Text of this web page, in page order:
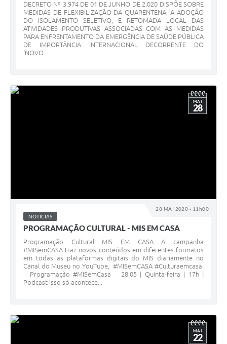
DECRETO Nº 3.974 DE 01 DE JUNHO DE 2.020 DISPÕE SOBRE
MEDIDAS DE FLEXIBILIZAÇÃO DA QUARENTENA, A ADOÇÃO
DO ISOLAMENTO SELETIVO, E RETOMADA LOCAL DAS
ATIVIDADES PRODUTIVAS ASSOCIADAS COM AS MEDIDAS
PARA ENFRENTAMENTO DA EMERGÊNCIA DE SAÚDE PÚBLICA
DE IMPORTÂNCIA INTERNACIONAL DECORRENTE DO
‘NOVO...
28 MAI 2020 - 11h00
MAI
28
NOTÍCIAS
PROGRAMAÇÃO CULTURAL - MIS EM CASA
Programação Cultural MIS EM CASA A campanha
#MISemCASA traz novos conteúdos em diferentes formatos
em todas as plataformas digitais do MIS diariamente no
Canal do Museu no YouTube, #MISemCASA #Culturaemcasa
Programação #MISemCasa 28.05 | Quinta-feira | 17h |
Podcast Isso só acontece...
MAI
22